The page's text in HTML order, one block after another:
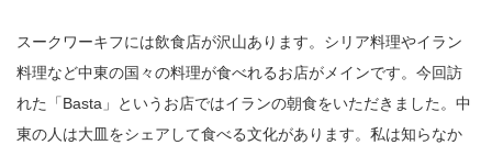
スークワーキフには飲食店が沢山あります。シリア料理やイラン
料理など中東の国々の料理が食べれるお店がメインです。今回訪
れた「Basta」というお店ではイランの朝食をいただきました。中
東の人は大皿をシェアして食べる文化があります。私は知らなか